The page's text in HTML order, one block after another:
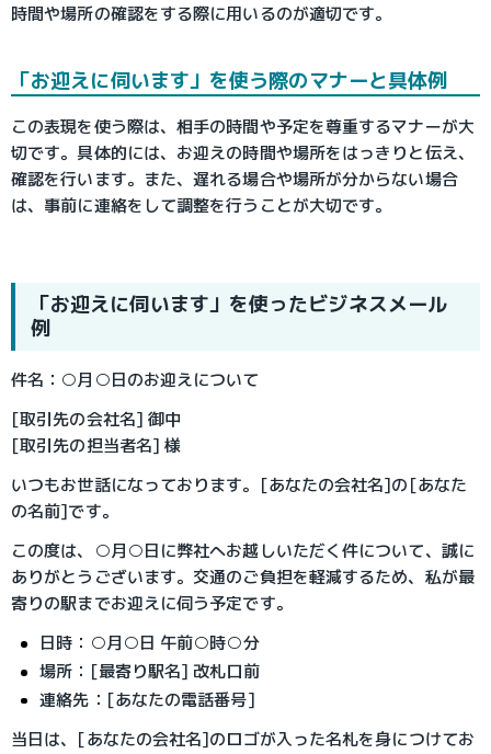
時間や場所の確認をする際に用いるのが適切です。
「お迎えに伺います」を使う際のマナーと具体例
この表現を使う際は、相手の時間や予定を尊重するマナーが大
切です。具体的には、お迎えの時間や場所をはっきりと伝え、
確認を行います。また、遅れる場合や場所が分からない場合
は、事前に連絡をして調整を行うことが大切です。
「お迎えに伺います」を使ったビジネスメール
例
件名：○月○日のお迎えについて
[取引先の会社名] 御中
[取引先の担当者名] 様
いつもお世話になっております。[あなたの会社名]の[あなた
の名前]です。
この度は、○月○日に弊社へお越しいただく件について、誠に
ありがとうございます。交通のご負担を軽減するため、私が最
寄りの駅までお迎えに伺う予定です。
日時：○月○日 午前○時○分
場所：[最寄り駅名] 改札口前
連絡先：[あなたの電話番号]
当日は、[あなたの会社名]のロゴが入った名札を身につけてお